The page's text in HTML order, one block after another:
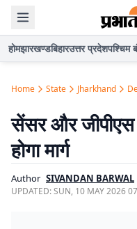
होमझारखण्डबिहारउत्तर प्रदेशपश्चिम
Home State Jharkhand
सेंसर और
होगा मार्ग
Author SIVANDAN BARWAL
UPDATED:SUN, 10 MAY 2026